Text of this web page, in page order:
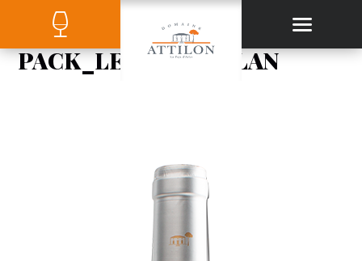
PACK_LEA_MARSELAN